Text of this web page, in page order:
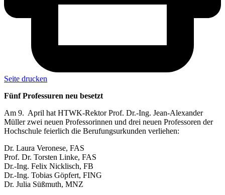
Seite drucken
Fünf Professuren neu besetzt
Am 9. April hat HTWK-Rektor Prof. Dr.-Ing. Jean-Alexander
Müller zwei neuen Professorinnen und drei neuen Professoren der
Hochschule feierlich die Berufungsurkunden verliehen:
Dr. Laura Veronese, FAS
Prof. Dr. Torsten Linke, FAS
Dr.-Ing. Felix Nicklisch, FB
Dr.-Ing. Tobias Göpfert, FING
Dr. Julia Süßmuth, MNZ